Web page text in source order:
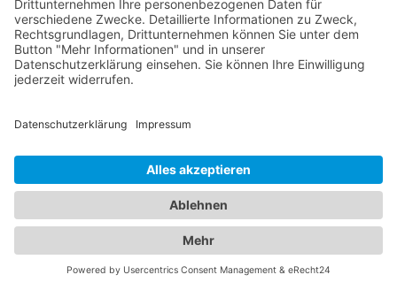
informiert sind. Egal, ob Sie geschäftlich oder
privat unterwegs sind, unser Branchenportal
bietet Ihnen detaillierte Informationen zu
verschiedenen Hotels. Entdecken Sie luxuriöse
budgetfreundliche Unterkünfte und vieles mehr.
Ausstattung, Lage und Preise, um die perfekte
Unterkunft für Ihre Bedürfnisse zu finden.
Gleichzeitig möchten wir Ihnen in Notfällen
Unterstützung bieten. In unserer Datenbank finden
Sie eine Auswahl an professionellen
Abschleppdiensten, die Ihnen bei Fahrzeugpannen